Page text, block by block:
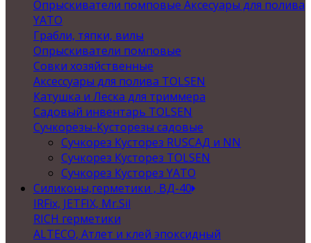
Опрыскиватели помповые Аксесуары для полива
YATO
Грабли, тяпки, вилы
Опрыскиватели помповые
Совки хозяйственные
Аксессуары для полива TOLSEN
Катушка и Леска для триммера
Садовый инвентарь TOLSEN
Сучкорезы-Кусторезы садовые
Сучкорез Кусторез RUSСАД и NN
Сучкорез Кусторез TOLSEN
Сучкорез Кусторез YATO
Силиконы,герметики , ВД-40
IRFix, JETFIX, Mr.Sil
RICH герметики
ALTECO, Атлет и клей эпоксидный